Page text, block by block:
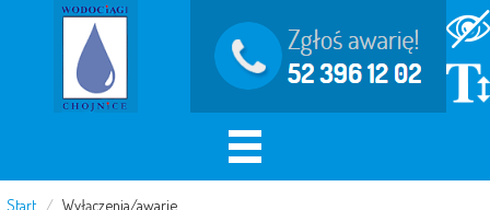
Start / Wyłączenia/awarie